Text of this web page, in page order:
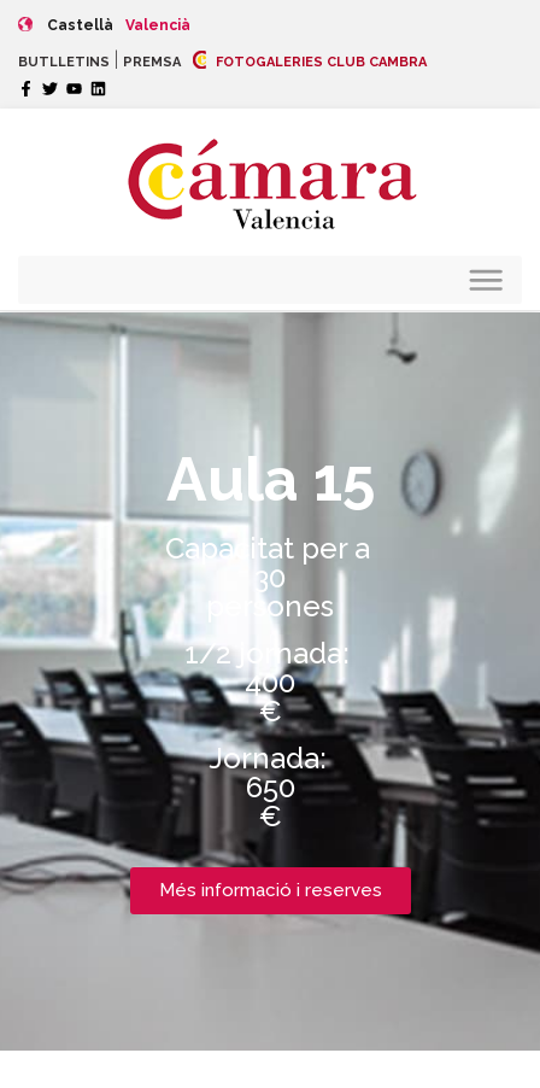
Castellà Valencià
BUTLLETINS PREMSA FOTOGALERIES CLUB CAMBRA
Aula 15
Capacitat per a
30
persones
1/2 jornada:
400
€
Jornada:
650
€
Més informació i reserves